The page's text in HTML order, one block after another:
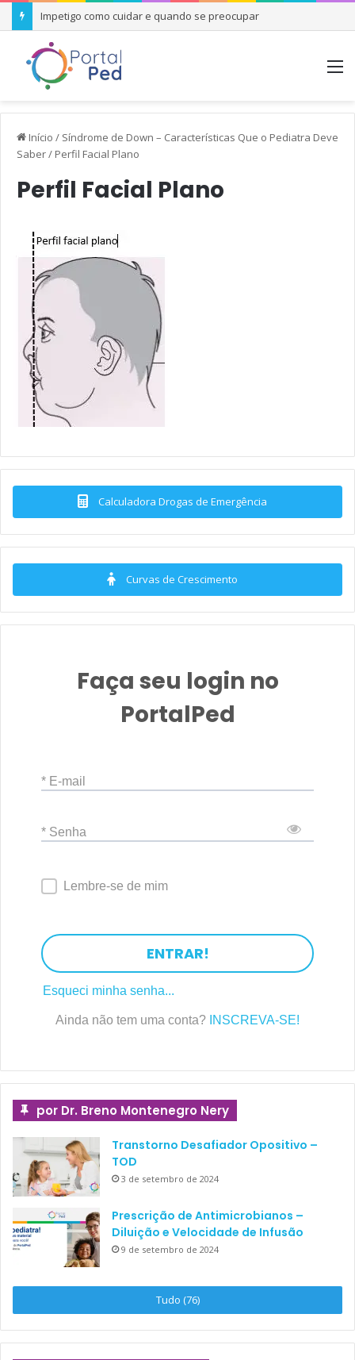
Impetigo como cuidar e quando se preocupar
Início / Síndrome de Down – Características Que o Pediatra Deve
Saber/ Perfil Facial Plano
Perfil Facial Plano
Calculadora Drogas de Emergência
Curvas de Crescimento
Faça seu login no
PortalPed
* E-mail
* Senha
Lembre-se de mim
ENTRAR!
Esqueci minha senha...
Ainda não tem uma conta? INSCREVA-SE!
por Dr. Breno Montenegro Nery
Transtorno Desafiador Opositivo –
TOD
3 de setembro de 2024
Prescrição de Antimicrobianos –
Diluição e Velocidade de Infusão
9 de setembro de 2024
Tudo (76)